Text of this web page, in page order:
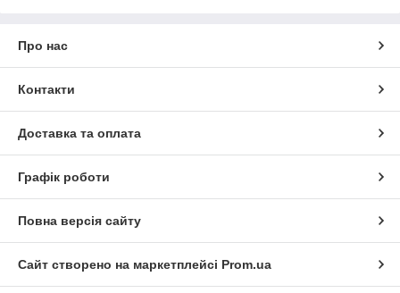
Про нас
Контакти
Доставка та оплата
Графік роботи
Повна версія сайту
Сайт створено на маркетплейсі Prom.ua